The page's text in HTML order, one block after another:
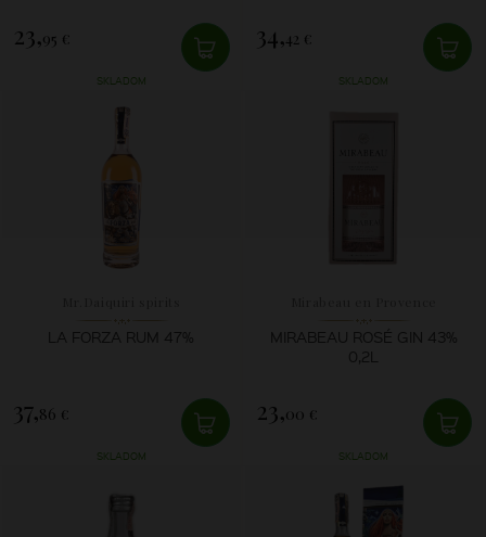
23,95 €
SKLADOM
34,42 €
SKLADOM
LA FORZA RUM 47%
37,86 €
SKLADOM
MIRABEAU ROSÉ GIN 43%
0,2L
23,00 €
SKLADOM